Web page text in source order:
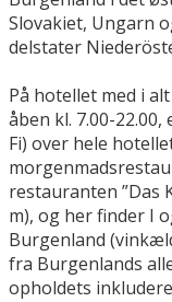
Slovakiet, Ungarn
delstater
På hotellet med i
åben kl. 7.00-
Fi) over hele
restauranten ”Das
m), og her finder I
Burgenland
fra Burgenlands
opholdets